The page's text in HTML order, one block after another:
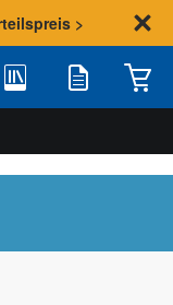
>
Bibliothek Merkliste